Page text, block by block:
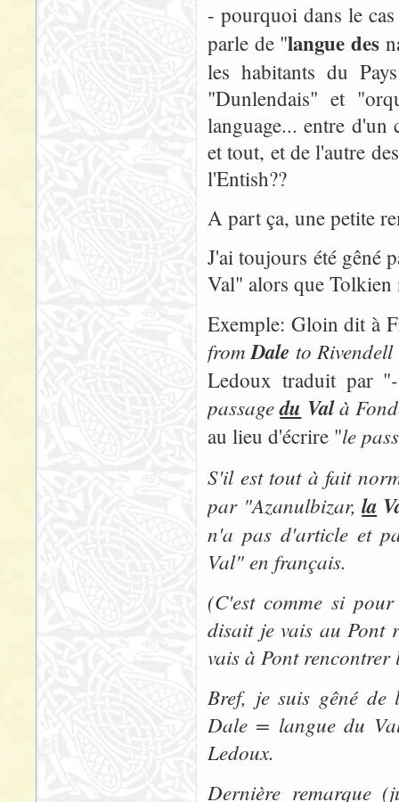
- pourquoi dans le
parle de "langue des
les habitants du
"Dunlendais" et
language... entre d'un
et tout, et de l'autre
l'Entish??
A part ça, une petite
J'ai toujours été gêné
Val" alors que Tolkien
Exemple: Gloin dit à
fromDale to
Ledoux traduit par "
passagedu Valà
au lieu d'écrire "le
S'il est tout à fait
par "Azanulbizar,la
n'a pas d'article et
Val" en français.
(C'est comme si
disait je vais au Pont
vais à Pont
Bref, je suis gêné
Dale = langue du
Ledoux.
Dernière remarque